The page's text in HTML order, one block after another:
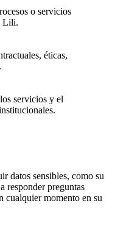
o servicios
Lili.
éticas,
servicios y el
datos sensibles, como su
responder preguntas
cualquier momento en su